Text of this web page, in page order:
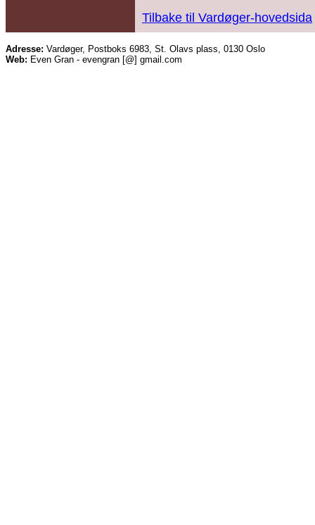
Tilbake til Vardøger-hovedsida
Adresse: Vardøger, Postboks 6983, St. Olavs plass, 0130 Oslo
Web: Even Gran - evengran [@] gmail.com